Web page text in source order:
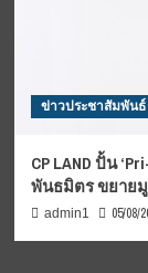
ข่าวประชาสัมพันธ์
CP LAND ปั้น
พันธมิตร ขยาย
admin1 05/08/